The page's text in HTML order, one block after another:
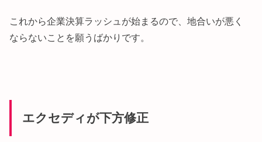
これから企業決算ラッシュが始まるので、地合いが悪く
ならないことを願うばかりです。
エクセディが下方修正